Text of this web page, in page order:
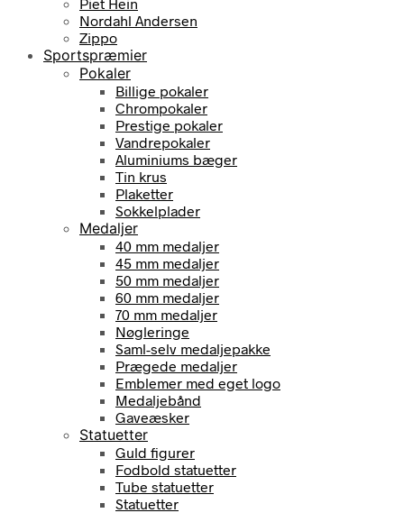
Nordahl Andersen
Zippo
Sportspræmier
Pokaler
Billige pokaler
Chrompokaler
Prestige pokaler
Vandrepokaler
Aluminiums bæger
Tin krus
Plaketter
Sokkelplader
Medaljer
40 mm medaljer
45 mm medaljer
50 mm medaljer
60 mm medaljer
70 mm medaljer
Nøgleringe
Saml-selv medaljepakke
Prægede medaljer
Emblemer med eget logo
Medaljebånd
Gaveæsker
Statuetter
Guld figurer
Fodbold statuetter
Tube statuetter
Statuetter